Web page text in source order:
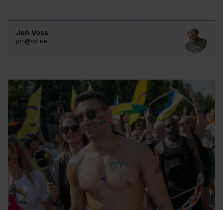
Jon Voss
jon@qx.se